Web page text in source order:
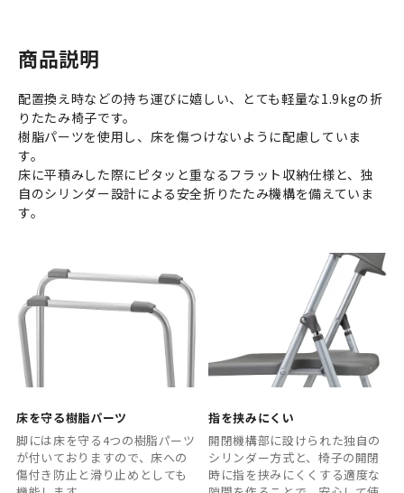
商品説明
配置換え時などの持ち運びに嬉しい、とても軽量な1.9kgの折
りたたみ椅子です。
樹脂パーツを使用し、床を傷つけないように配慮していま
す。
床に平積みした際にピタッと重なるフラット収納仕様と、独
自のシリンダー設計による安全折りたたみ機構を備えていま
す。
床を守る樹脂パーツ
脚には床を守る4つの樹脂パーツ
が付いておりますので、床への
傷付き防止と滑り止めとしても
指を挟みにくい
開閉機構部に設けられた独自の
シリンダー方式と、椅子の開閉
時に指を挟みにくくする適度な